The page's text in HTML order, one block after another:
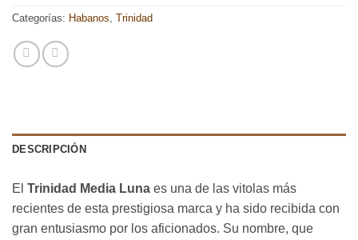
Categorías: Habanos Trinidad
DESCRIPCIÓN
El Trinidad Media Luna es una de las vitolas más
recientes de esta prestigiosa marca y ha sido recibida con
gran entusiasmo por los aficionados. Su nombre, que